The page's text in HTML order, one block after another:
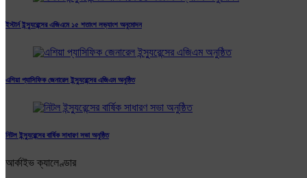
ইস্টার্ন ইন্স্যুরেন্সের এজিএমে ১৫ শতাংশ লভ্যাংশ অনুমোদন
এশিয়া প্যাসিফিক জেনারেল ইন্স্যুরেন্সের এজিএম অনুষ্ঠিত
নিটল ইন্স্যুরেন্সের বার্ষিক সাধারণ সভা অনুষ্ঠিত
আর্কাইভ ক্যালেণ্ডার